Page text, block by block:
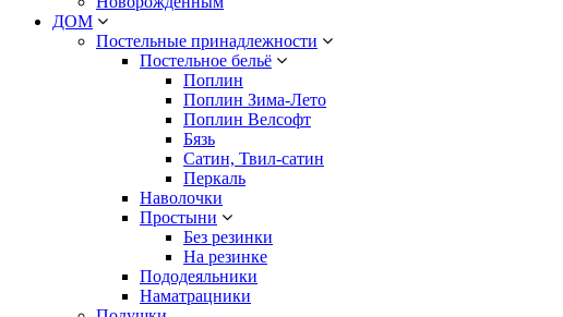
ДОМ
Постельные принадлежности
Постельное бельё
Поплин
Поплин Зима-Лето
Поплин Велсофт
Бязь
Сатин, Твил-сатин
Перкаль
Наволочки
Простыни
Без резинки
На резинке
Пододеяльники
Наматрацники